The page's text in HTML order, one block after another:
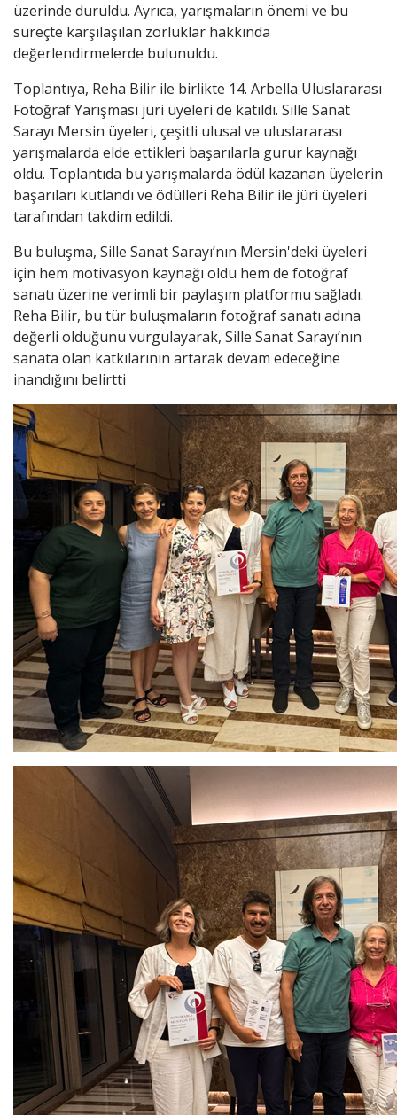
üzerinde duruldu. Ayrıca, yarışmaların önemi ve bu
süreçte karşılaşılan zorluklar hakkında
değerlendirmelerde bulunuldu.
Toplantıya, Reha Bilir ile birlikte 14. Arbella Uluslararası
Fotoğraf Yarışması jüri üyeleri de katıldı. Sille Sanat
Sarayı Mersin üyeleri, çeşitli ulusal ve uluslararası
yarışmalarda elde ettikleri başarılarla gurur kaynağı
oldu. Toplantıda bu yarışmalarda ödül kazanan üyelerin
başarıları kutlandı ve ödülleri Reha Bilir ile jüri üyeleri
tarafından takdim edildi.
Bu buluşma, Sille Sanat Sarayı’nın Mersin'deki üyeleri
için hem motivasyon kaynağı oldu hem de fotoğraf
sanatı üzerine verimli bir paylaşım platformu sağladı.
Reha Bilir, bu tür buluşmaların fotoğraf sanatı adına
değerli olduğunu vurgulayarak, Sille Sanat Sarayı’nın
sanata olan katkılarının artarak devam edeceğine
inandığını belirtti